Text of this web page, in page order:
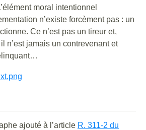
moral intentionnel
n’existe forcèment pas : un
Ce n’est pas un tireur et,
n’est jamais un contrevenant et
ajouté à l’article R. 311-2 du